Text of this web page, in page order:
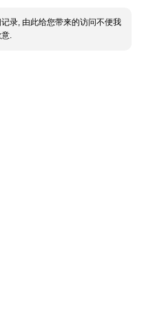
录, 由此给您带来的访问不便我
.